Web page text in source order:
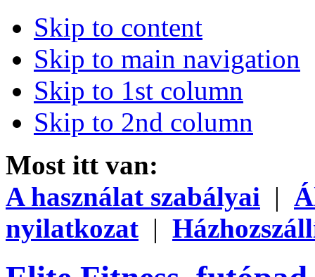
Skip to content
Skip to main navigation
Skip to 1st column
Skip to 2nd column
Most itt van:
A használat szabályai |
nyilatkozat |